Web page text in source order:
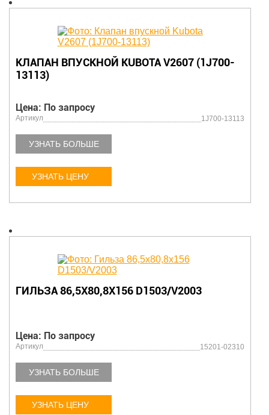
КЛАПАН ВПУСКНОЙ KUBOTA V2607 (1J700-
13113)
Цена: По запросу
Артикул 1J700-13113
УЗНАТЬ БОЛЬШЕ
УЗНАТЬ ЦЕНУ
ГИЛЬЗА 86,5Х80,8Х156 D1503/V2003
Цена: По запросу
Артикул 15201-02310
УЗНАТЬ БОЛЬШЕ
УЗНАТЬ ЦЕНУ